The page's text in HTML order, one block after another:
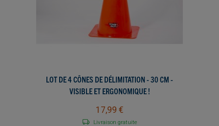
LOT DE 4 CÔNES DE DÉLIMITATION - 30 CM -
VISIBLE ET ERGONOMIQUE !
17,99 €
Livraison gratuite